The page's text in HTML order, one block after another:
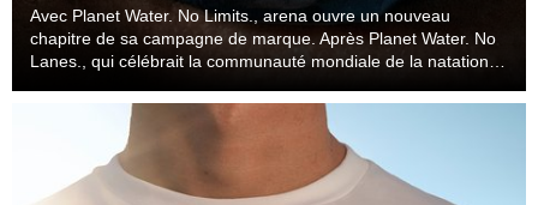
Avec Planet Water. No Limits., arena ouvre un nouveau
chapitre de sa campagne de marque. Après Planet Water. No
Lanes., qui célébrait la communauté mondiale de la natation
pratique, la marque s'attaque désormais à l...